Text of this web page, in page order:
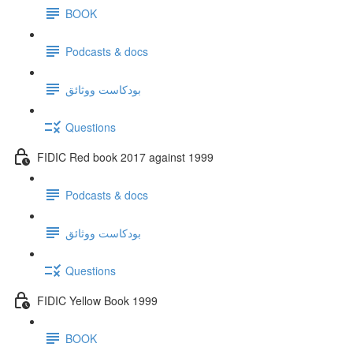
BOOK
Podcasts & docs
بودكاست ووثائق
Questions
FIDIC Red book 2017 against 1999
Podcasts & docs
بودكاست ووثائق
Questions
FIDIC Yellow Book 1999
BOOK